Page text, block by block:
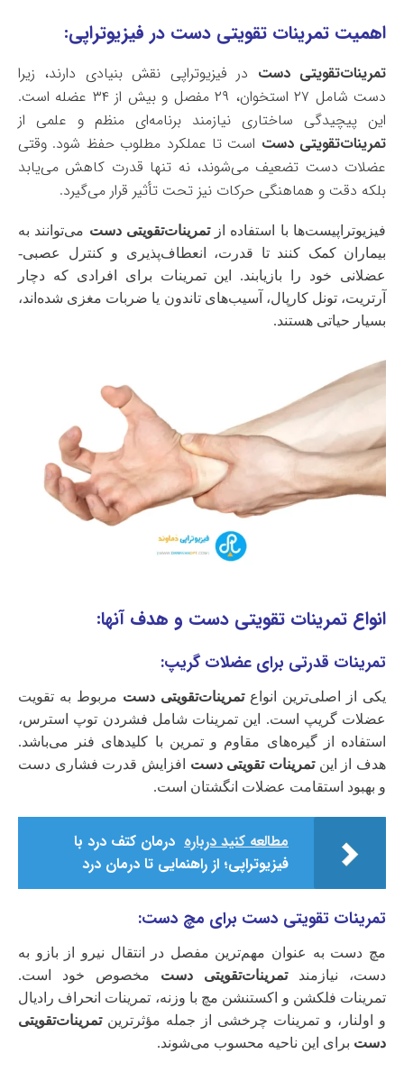
اهمیت تمرینات تقویتی دست در فیزیوتراپی:
تمرینات‌تقویتی دست در فیزیوتراپی نقش بنیادی دارند، زیرا
دست شامل ۲۷ استخوان، ۲۹ مفصل و بیش از ۳۴ عضله است.
این پیچیدگی ساختاری نیازمند برنامه‌ای منظم و علمی از
تمرینات‌تقویتی دست است تا عملکرد مطلوب حفظ شود. وقتی
عضلات دست تضعیف می‌شوند، نه تنها قدرت کاهش می‌یابد
بلکه دقت و هماهنگی حرکات نیز تحت تأثیر قرار می‌گیرد.
فیزیوتراپیست‌ها با استفاده ازتمرینات‌تقویتی دست می‌توانند به
بیماران کمک کنند تا قدرت، انعطاف‌پذیری و کنترل عصبی-
عضلانی خود را بازیابند. این تمرینات برای افرادی که دچار
آرتریت، تونل کارپال، آسیب‌های تاندون یا ضربات مغزی شده‌اند،
بسیار حیاتی هستند.
انواع تمرینات تقویتی دست و هدف آنها:
تمرینات قدرتی برای عضلات گریپ:
یکی از اصلی‌ترین انواعتمرینات‌تقویتی دست مربوط به تقویت
عضلات گریپ است. این تمرینات شامل فشردن توپ استرس،
استفاده از گیره‌های مقاوم و تمرین با کلیدهای فنر می‌باشد.
هدف از اینتمرینات تقویتی دست افزایش قدرت فشاری دست
و بهبود استقامت عضلات انگشتان است.
مطالعه کنید درباره‌ درمان کتف درد با
فیزیوتراپی؛ از راهنمایی تا درمان درد
تمرینات تقویتی دست برای مچ دست:
مچ دست به عنوان مهم‌ترین مفصل در انتقال نیرو از بازو به
دست، نیازمندتمرینات‌تقویتی دست مخصوص خود است.
تمرینات فلکشن و اکستنشن مچ با وزنه، تمرینات انحراف رادیال
و اولنار، و تمرینات چرخشی از جمله مؤثرترینتمرینات‌تقویتی
دست برای این ناحیه محسوب می‌شوند.